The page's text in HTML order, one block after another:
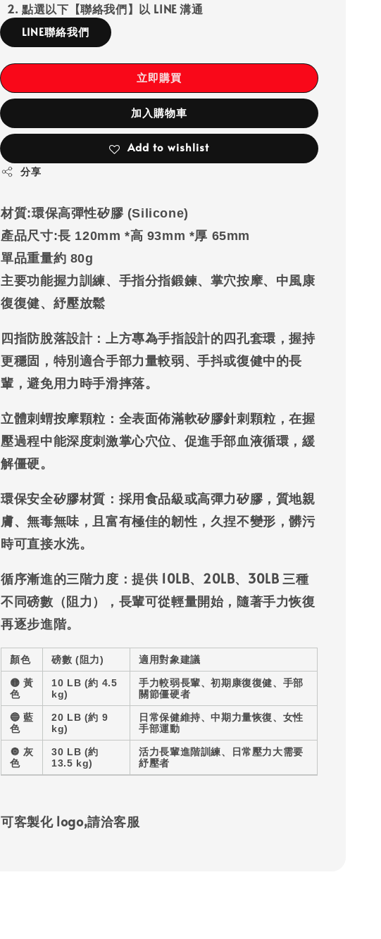
2. 點選以下【聯絡我們】以 LINE 溝通
LINE聯絡我們
立即購買
加入購物車
Add to wishlist
分享
材質:環保高彈性矽膠 (Silicone)
產品尺寸:長 120mm *高 93mm *厚 65mm
單品重量約 80g
主要功能握力訓練、手指分指鍛鍊、掌穴按摩、中風康
復復健、紓壓放鬆
四指防脫落設計：上方專為手指設計的四孔套環，握持
更穩固，特別適合手部力量較弱、手抖或復健中的長
輩，避免用力時手滑摔落。
立體刺蝟按摩顆粒 ：全表面佈滿軟矽膠針刺顆粒，在握
壓過程中能深度刺激掌心穴位、促進手部血液循環，緩
解僵硬。
環保安全矽膠材質 ：採用食品級或高彈力矽膠，質地親
膚、無毒無味，且富有極佳的韌性，久捏不變形，髒污
時可直接水洗。
循序漸進的三階力度 ：提供 10LB、20LB、30LB 三種
不同磅數（阻力），長輩可從輕量開始，隨著手力恢復
再逐步進階。
顏色 磅數 (阻力) 適用對象建議
🟡黃
色
10 LB (約 4.5
kg)
手力較弱長輩、初期康復復健、手部
關節僵硬者
🔵藍
色
20 LB (約 9
kg)
日常保健維持、中期力量恢復、女性
手部運動
🔘 灰
色
30 LB (約
13.5 kg)
活力長輩進階訓練、日常壓力大需要
紓壓者
可客製化 logo,請洽客服